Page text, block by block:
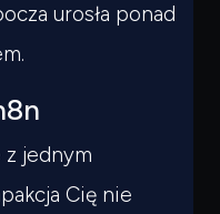
urosła ponad
jednym
Cię nie